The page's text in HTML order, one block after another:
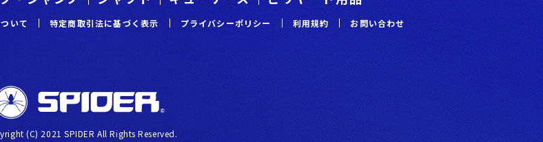
いて 特定商取引法に基づく表示 プライバシーポリシー 利⽤規約 お問い合わせ
(C) 2021 SPIDER All Rights Reserved.